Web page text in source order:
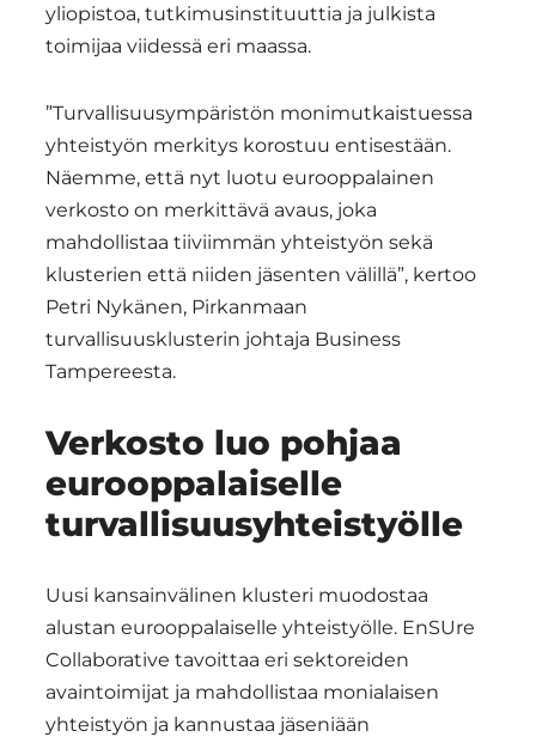
yliopistoa, tutkimusinstituuttia ja julkista
toimijaa viidessä eri maassa.
”Turvallisuusympäristön monimutkaistuessa
yhteistyön merkitys korostuu entisestään.
Näemme, että nyt luotu eurooppalainen
verkosto on merkittävä avaus, joka
mahdollistaa tiiviimmän yhteistyön sekä
klusterien että niiden jäsenten välillä”, kertoo
Petri Nykänen, Pirkanmaan
turvallisuusklusterin johtaja Business
Tampereesta.
Verkosto luo pohjaa
eurooppalaiselle
turvallisuusyhteistyölle
Uusi kansainvälinen klusteri muodostaa
alustan eurooppalaiselle yhteistyölle. EnSUre
Collaborative tavoittaa eri sektoreiden
avaintoimijat ja mahdollistaa monialaisen
yhteistyön ja kannustaa jäseniään